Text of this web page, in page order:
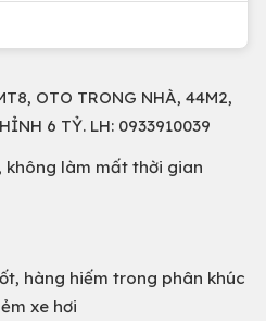
OTO TRONG NHÀ, 44M2,
6 TỶ. LH: 0933910039
không làm mất thời gian
hàng hiếm trong phân khúc
xe hơi